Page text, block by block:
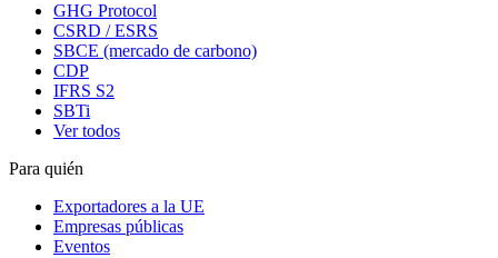
GHG Protocol
CSRD / ESRS
SBCE (mercado de carbono)
CDP
IFRS S2
SBTi
Ver todos
Para quién
Exportadores a la UE
Empresas públicas
Eventos